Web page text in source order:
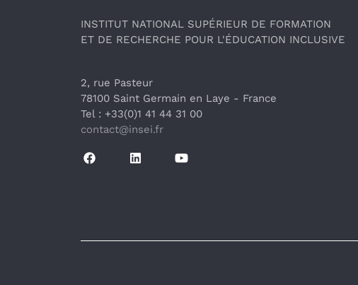
INSTITUT NATIONAL SUPÉRIEUR DE FORMATION
ET DE RECHERCHE POUR L'ÉDUCATION INCLUSIVE
2, rue Pasteur
78100 Saint Germain en Laye - France
Tel : +33(0)1 41 44 31 00
contact@insei.fr